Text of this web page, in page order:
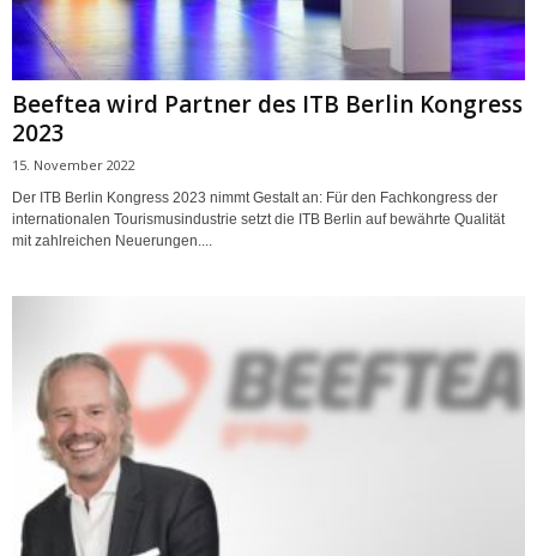
Beeftea wird Partner des ITB Berlin Kongress
2023
15. November 2022
Der ITB Berlin Kongress 2023 nimmt Gestalt an: Für den Fachkongress der
internationalen Tourismusindustrie setzt die ITB Berlin auf bewährte Qualität
mit zahlreichen Neuerungen....